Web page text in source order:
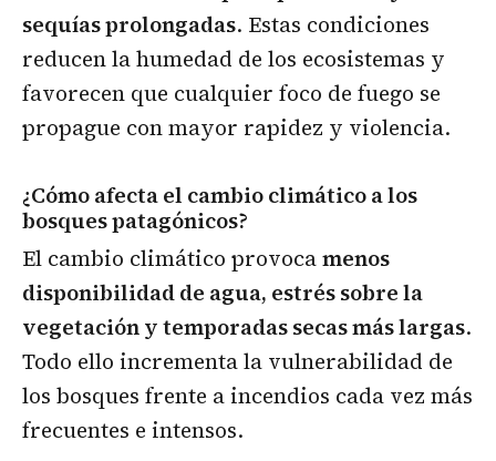
sequías prolongadas. Estas condiciones
reducen la humedad de los ecosistemas y
favorecen que cualquier foco de fuego se
propague con mayor rapidez y violencia.
¿Cómo afecta el cambio climático a los
bosques patagónicos?
El cambio climático provocamenos
disponibilidad de agua, estrés sobre la
vegetación y temporadas secas más largas.
Todo ello incrementa la vulnerabilidad de
los bosques frente a incendios cada vez más
frecuentes e intensos.